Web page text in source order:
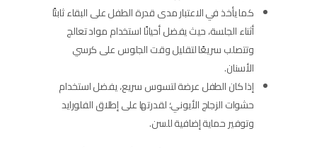
كما يأخذ في الاعتبار مدى قدرة الطفل على البقاء ثابتًا
أثناء الجلسة، حيث يفضل أحيانًا استخدام مواد تعالج
وتتصلب سريعًا لتقليل وقت الجلوس على كرسي
الأسنان.
إذا كان الطفل عرضة لتسوس سريع، يفضل استخدام
حشوات الزجاج الأيوني؛ لقدرتها على إطلاق الفلورايد
وتوفير حماية إضافية للسن.